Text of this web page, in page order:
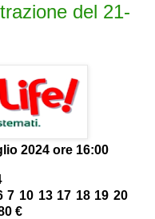
del 21-
2024 ore 16:00
7 10 13 17 18 19 20
€